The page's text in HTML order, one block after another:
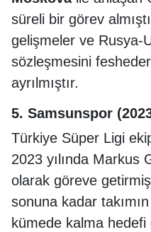
süreli bir görev
gelişmeler ve Rusya-
sözleşmesini
ayrılmıştır.
5. Samsunspor
Türkiye Süper Ligi
2023 yılında Markus
olarak göreve
sonuna kadar
kümede kalma